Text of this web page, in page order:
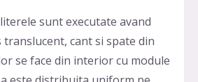
sunt executate avand
cant si spate din
se face din interior cu module